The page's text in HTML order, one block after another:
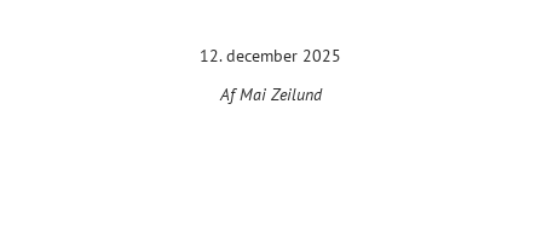
12. december 2025
Af Mai Zeilund